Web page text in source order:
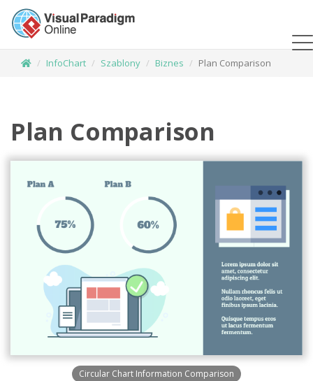
InfoChart Szablony Biznes Plan Comparison
Plan Comparison
Circular Chart Information Comparison